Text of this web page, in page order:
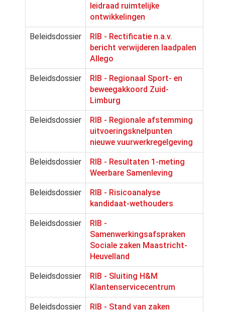
leidraad ruimtelijke
ontwikkelingen
Beleidsdossier
RIB - Rectificatie n.a.v.
bericht verwijderen laadpalen
Allego
Beleidsdossier
RIB - Regionaal Sport- en
beweegakkoord Zuid-
Limburg
Beleidsdossier
RIB - Regionale afstemming
uitvoeringsknelpunten
nieuwe vuurwerkregelgeving
Beleidsdossier
RIB - Resultaten 1-meting
Weerbare Samenleving
Beleidsdossier
RIB - Risicoanalyse
kandidaat-wethouders
Beleidsdossier
RIB -
Samenwerkingsafspraken
Sociale zaken Maastricht-
Heuvelland
Beleidsdossier
RIB - Sluiting H&M
Klantenservicecentrum
Beleidsdossier
RIB - Stand van zaken